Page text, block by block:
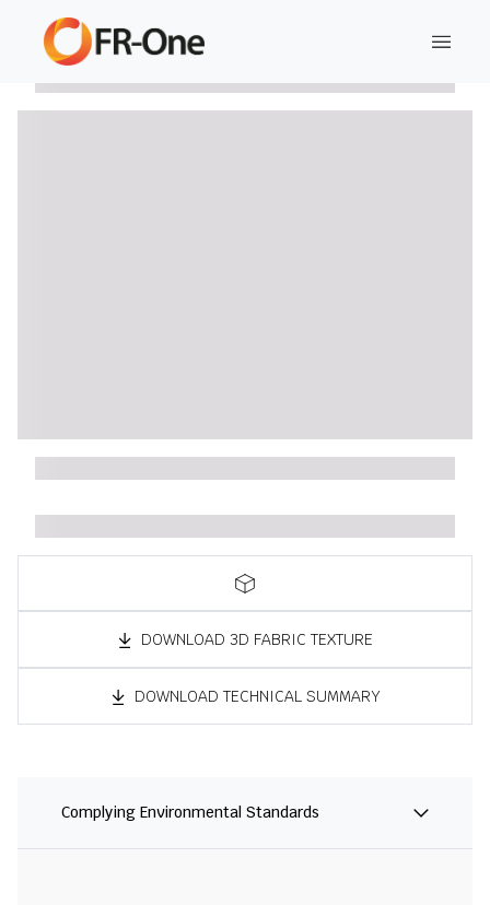
DOWNLOAD 3D FABRIC TEXTURE
DOWNLOAD TECHNICAL SUMMARY
Complying Environmental Standards